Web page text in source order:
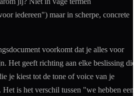
iedereen") maar in scherpe, concrete
voorkomt dat je alles voor
Het geeft richting aan elke beslissing die
je kiest tot de tone of voice van je
is het verschil tussen "we hebben een